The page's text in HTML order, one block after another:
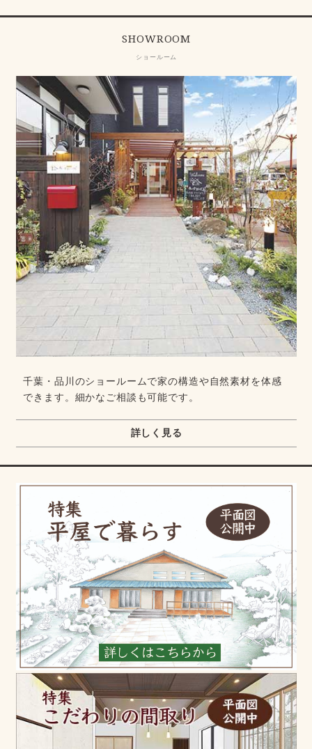
SHOWROOM
ショールーム
千葉・品川のショールームで家の構造や自然素材を体感
できます。細かなご相談も可能です。
詳しく見る